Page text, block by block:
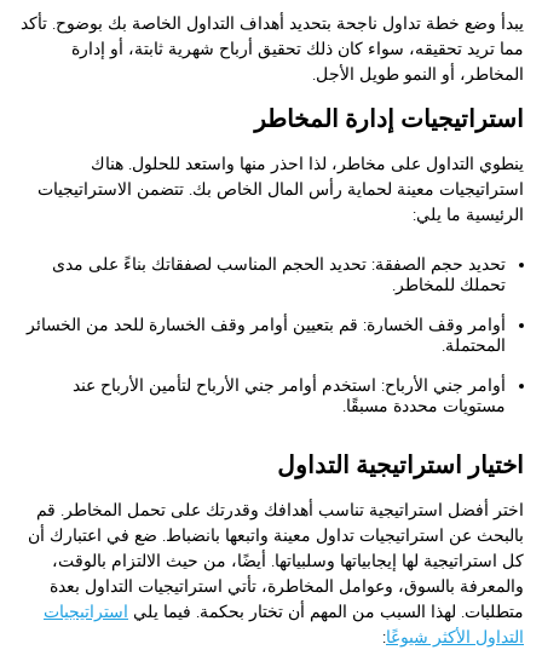
يبدأ وضع خطة تداول ناجحة بتحديد أهداف التداول الخاصة بك بوضوح. تأكد
مما تريد تحقيقه، سواء كان ذلك تحقيق أرباح شهرية ثابتة، أو إدارة
المخاطر، أو النمو طويل الأجل.
استراتيجيات إدارة المخاطر
ينطوي التداول على مخاطر، لذا احذر منها واستعد للحلول. هناك
استراتيجيات معينة لحماية رأس المال الخاص بك. تتضمن الاستراتيجيات
الرئيسية ما يلي:
تحديد حجم الصفقة: تحديد الحجم المناسب لصفقاتك بناءً على مدى
تحملك للمخاطر.
أوامر وقف الخسارة: قم بتعيين أوامر وقف الخسارة للحد من الخسائر
المحتملة.
أوامر جني الأرباح: استخدم أوامر جني الأرباح لتأمين الأرباح عند
مستويات محددة مسبقًا.
اختيار استراتيجية التداول
اختر أفضل استراتيجية تناسب أهدافك وقدرتك على تحمل المخاطر. قم
بالبحث عن استراتيجيات تداول معينة واتبعها بانضباط. ضع في اعتبارك أن
كل استراتيجية لها إيجابياتها وسلبياتها. أيضًا، من حيث الالتزام بالوقت،
والمعرفة بالسوق، وعوامل المخاطرة، تأتي استراتيجيات التداول بعدة
متطلبات. لهذا السبب من المهم أن تختار بحكمة. فيما يلي استراتيجيات
التداول الأكثر شيوعًا: